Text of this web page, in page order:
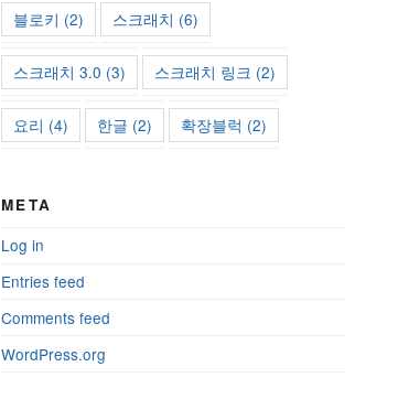
블로키 (2) 스크래치 (6)
스크래치 3.0 (3) 스크래치 링크 (2)
요리 (4) 한글 (2) 확장블럭 (2)
META
Log in
Entries feed
Comments feed
WordPress.org